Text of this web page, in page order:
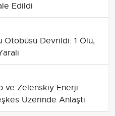
Edildi
Devrildi: 1 Ölü,
ve Zelenskiy Enerji
Üzerinde Anlaştı